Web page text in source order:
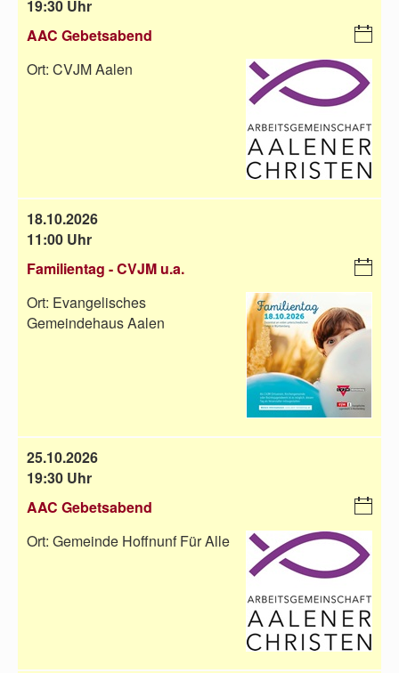
d
19:30 Uhr
AAC Gebetsabend
C
al
en
r-
D
o
w
d
Ort: CVJM Aalen
18.10.2026
11:00 Uhr
Familientag - CVJM u.a.
C
al
en
D
o
w
d
Ort: Evangelisches
Gemeindehaus Aalen
25.10.2026
19:30 Uhr
AAC Gebetsabend
C
al
en
r-
D
o
Ort: Gemeinde Hoffnunf Für Alle